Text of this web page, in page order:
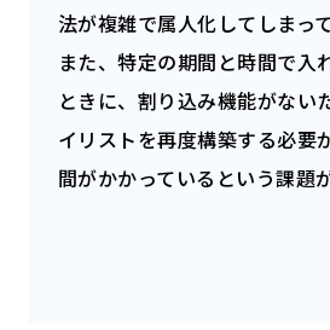
法が複雑で属人化してしまっ
また、特定の期間と時間で入
ときに、割り込み機能がない
イリストを再度構築する必要
間がかかっているという課題